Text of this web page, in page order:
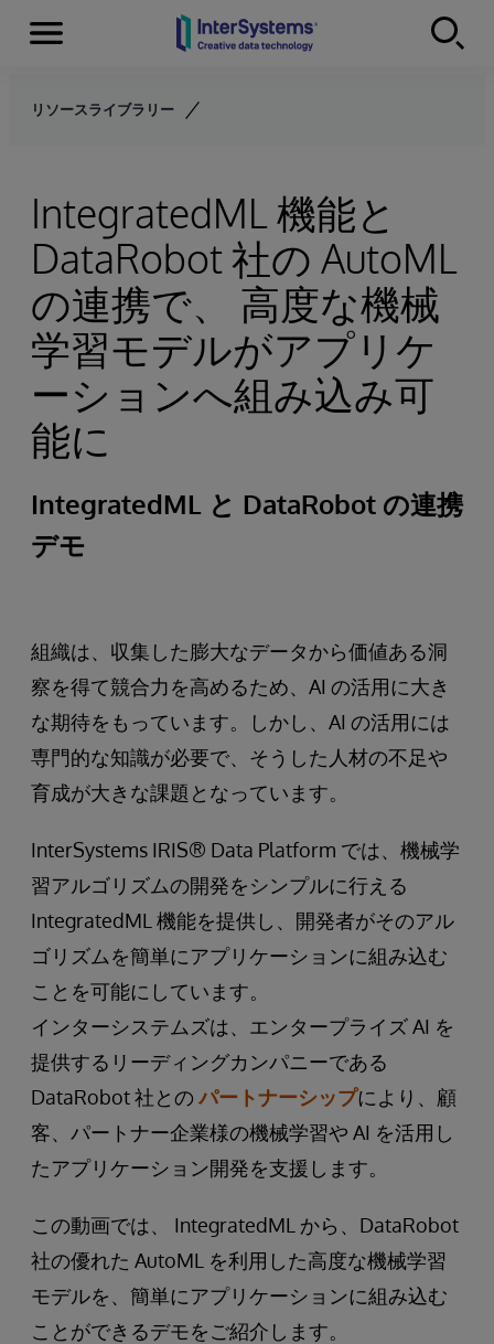
Skip to content
Menu
リソースライブラリー
IntegratedML 機能と
DataRobot 社の AutoML
の連携で、 高度な機械
学習モデルがアプリケ
ーションへ組み込み可
能に
IntegratedML と DataRobot の連携
デモ
組織は、収集した膨大なデータから価値ある洞
察を得て競合力を高めるため、AI の活用に大き
な期待をもっています。しかし、AI の活用には
専門的な知識が必要で、そうした人材の不足や
育成が大きな課題となっています。
InterSystems IRIS® Data Platform では、機械学
習アルゴリズムの開発をシンプルに行える
IntegratedML 機能を提供し、開発者がそのアル
ゴリズムを簡単にアプリケーションに組み込む
ことを可能にしています。
インターシステムズは、エンタープライズ AI を
提供するリーディングカンパニーである
DataRobot 社との パートナーシップにより、顧
客、パートナー企業様の機械学習や AI を活用し
たアプリケーション開発を支援します。
この動画では、 IntegratedML から、DataRobot
社の優れた AutoML を利用した高度な機械学習
モデルを、簡単にアプリケーションに組み込む
ことができるデモをご紹介します。